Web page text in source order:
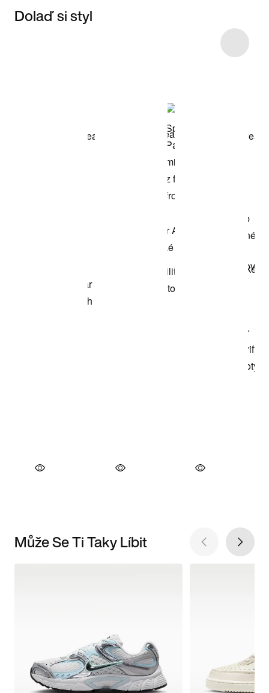
Dolaď si styl
Může Se Ti Taky Líbit